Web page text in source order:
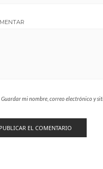
Guardar mi nombre, correo electrónico y